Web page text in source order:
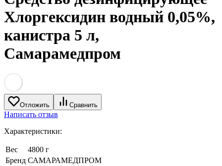
Хлоргексидин водный 0,05%,
канистра 5 л,
Самарамедпром
Отложить Сравнить
Написать отзыв
Характеристики:
Вес
4800 г
Бренд САМАРАМЕДПРОМ